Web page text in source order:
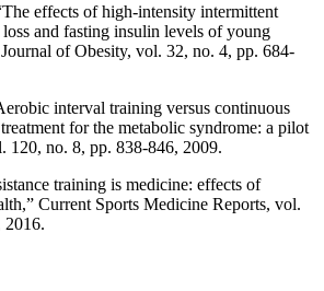
effects of high-intensity intermittent
and fasting insulin levels of young
of Obesity, vol. 32, no. 4, pp. 684-
interval training versus continuous
for the metabolic syndrome: a pilot
120, no. 8, pp. 838-846, 2009.
training is medicine: effects of
Current Sports Medicine Reports, vol.
2016.